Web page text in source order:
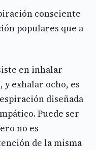
consciente
populares que a
en inhalar
exhalar ocho, es
diseñada
Puede ser
no es
de la misma